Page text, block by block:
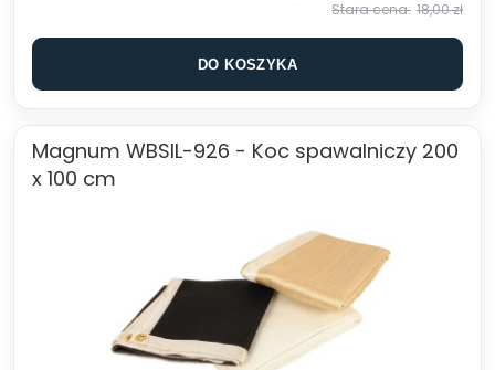
18,00 zł
DO KOSZYKA
Magnum WBSIL-926 - Koc spawalniczy 200
x 100 cm